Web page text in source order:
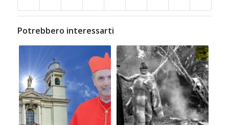
Potrebbero interessarti